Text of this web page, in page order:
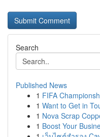
Search
Published News
1 FIFA
1 Want to Get in
1 Nova Scrap
1 Boost Your